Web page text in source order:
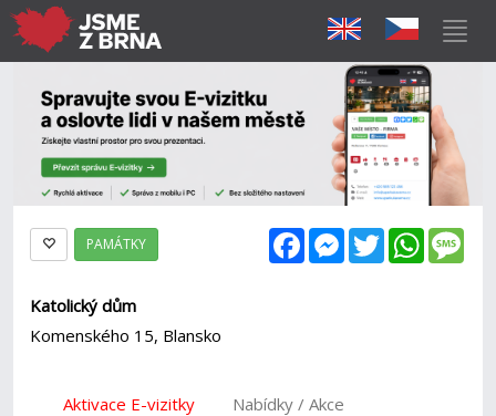
FacebookMessenger
Twitter
PAMÁTKY
Katolický dům
Komenského 15, Blansko
Aktivace E-vizitky Nabídky / Akce